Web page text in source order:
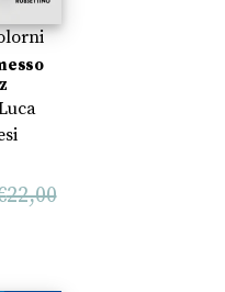
22,00